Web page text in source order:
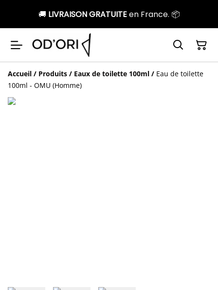
🚚 LIVRAISON GRATUITEen France. 📦
Accueil / Produits / Eaux de toilette 100ml / Eau de toilette
100ml - OMU (Homme)